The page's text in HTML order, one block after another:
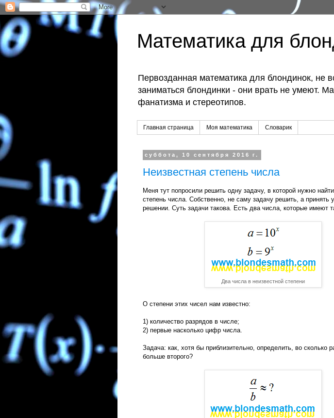
Математика для
Первозданная математика для блондинок, не
заниматься блондинки - они врать не умеют.
фанатизма и стереотипов.
Главная страница Моя математика Словарик
суббота, 10 сентября 2016 г.
Неизвестная степень числа
Меня тут попросили решить одну задачу, в которой нужно
степень числа. Собственно, не саму задачу решить, а принять
решении. Суть задачи такова. Есть два числа, которые имеют
Два числа в неизвестной степени
О степени этих чисел нам известно:
1) количество разрядов в числе;
2) первые насколько цифр числа.
Задача: как, хотя бы приблизительно, определить, во сколько
больше второго?